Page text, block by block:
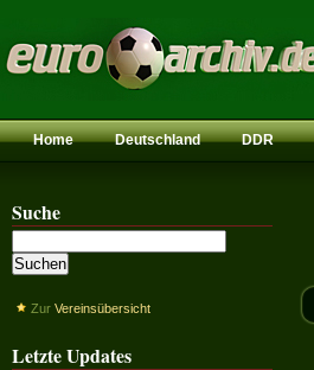
Home Deutschland DDR
Suche
Zur Vereinsübersicht
Letzte Updates